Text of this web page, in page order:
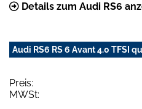
Details zum Audi RS6
Audi RS6 RS 6 Avant 4.0 TFSI
Preis:
MWSt: